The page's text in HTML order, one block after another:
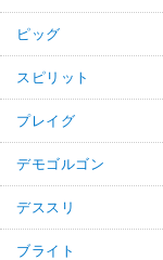
ピッグ
スピリット
プレイグ
デモゴルゴン
デススリ
ブライト